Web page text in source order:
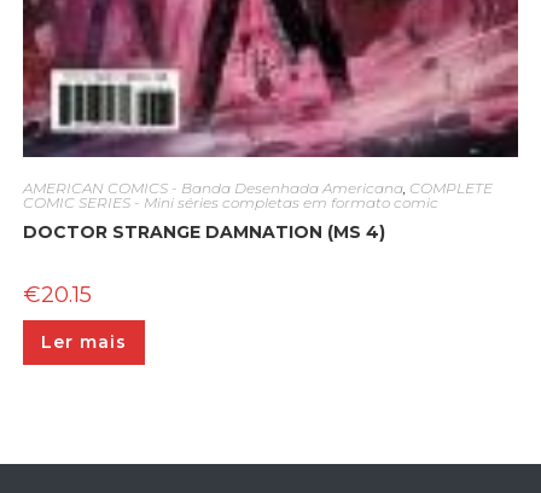
AMERICAN COMICS - Banda Desenhada Americana, COMPLETE
COMIC SERIES - Mini séries completas em formato comic
DOCTOR STRANGE DAMNATION (MS 4)
€20.15
Ler mais